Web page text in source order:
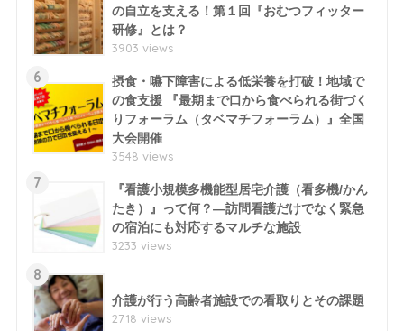
の自立を支える！第１回『おむつフィッター
研修』とは？
3903 views
6
摂食・嚥下障害による低栄養を打破！地域で
の食支援 『最期まで口から食べられる街づく
りフォーラム（タベマチフォーラム）』全国
大会開催
3548 views
7
『看護小規模多機能型居宅介護（看多機/かん
たき）』って何？―訪問看護だけでなく緊急
の宿泊にも対応するマルチな施設
3233 views
8
介護が行う高齢者施設での看取りとその課題
2718 views